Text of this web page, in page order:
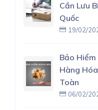
Cần Lưu
Quốc
19/02/
Bảo
Hàng
Toàn
06/02/